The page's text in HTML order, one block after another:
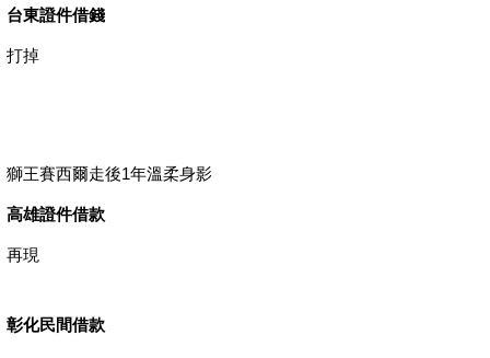
台東證件借錢
打掉
獅王賽西爾走後1年溫柔身影
高雄證件借款
再現
彰化民間借款